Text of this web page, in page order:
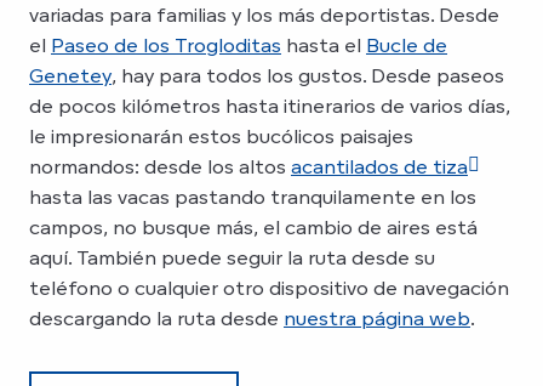
variadas para familias y los más deportistas. Desde
el Paseo de los Trogloditas hasta el Bucle de
Genetey, hay para todos los gustos. Desde paseos
de pocos kilómetros hasta itinerarios de varios días,
le impresionarán estos bucólicos paisajes
normandos: desde los altos acantilados de tiza
hasta las vacas pastando tranquilamente en los
campos, no busque más, el cambio de aires está
aquí. También puede seguir la ruta desde su
teléfono o cualquier otro dispositivo de navegación
descargando la ruta desde nuestra página web.